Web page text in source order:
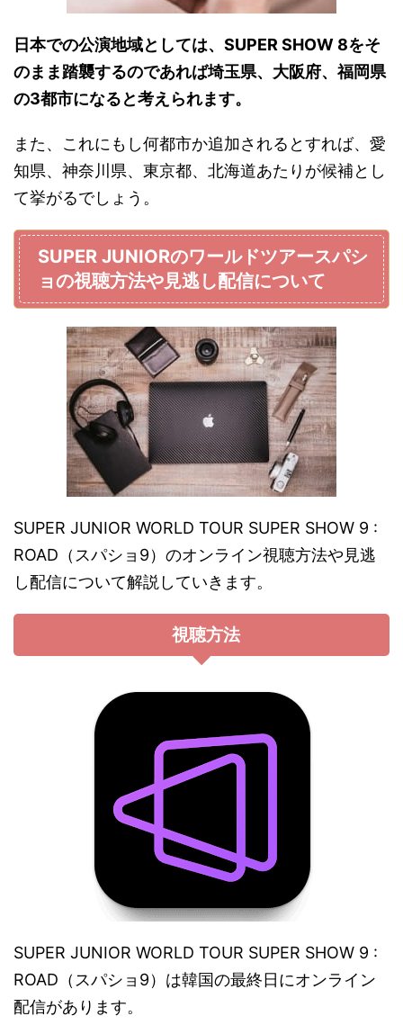
日本での公演地域としては、SUPER SHOW 8をそ
のまま踏襲するのであれば埼玉県、大阪府、福岡県
の3都市になると考えられます。
また、これにもし何都市か追加されるとすれば、愛
知県、神奈川県、東京都、北海道あたりが候補とし
て挙がるでしょう。
SUPER JUNIORのワールドツアースパシ
ョの視聴方法や見逃し配信について
SUPER JUNIOR WORLD TOUR SUPER SHOW 9 :
ROAD（スパショ9）のオンライン視聴方法や見逃
し配信について解説していきます。
視聴方法
SUPER JUNIOR WORLD TOUR SUPER SHOW 9 :
ROAD（スパショ9）は韓国の最終日にオンライン
配信があります。